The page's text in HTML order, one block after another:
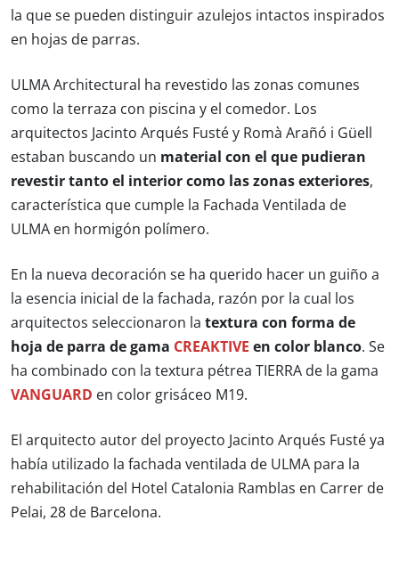
la que se pueden distinguir azulejos intactos inspirados
en hojas de parras.
ULMA Architectural ha revestido las zonas comunes
como la terraza con piscina y el comedor. Los
arquitectos Jacinto Arqués Fusté y Romà Arañó i Güell
estaban buscando un material con el que pudieran
revestir tanto el interior como las zonas exteriores,
característica que cumple la Fachada Ventilada de
ULMA en hormigón polímero.
En la nueva decoración se ha querido hacer un guiño a
la esencia inicial de la fachada, razón por la cual los
arquitectos seleccionaron la textura con forma de
hoja de parra de gama CREAKTIVE en color blanco. Se
ha combinado con la textura pétrea TIERRA de la gama
VANGUARD en color grisáceo M19.
El arquitecto autor del proyecto Jacinto Arqués Fusté ya
había utilizado la fachada ventilada de ULMA para la
rehabilitación del Hotel Catalonia Ramblas en Carrer de
Pelai, 28 de Barcelona.